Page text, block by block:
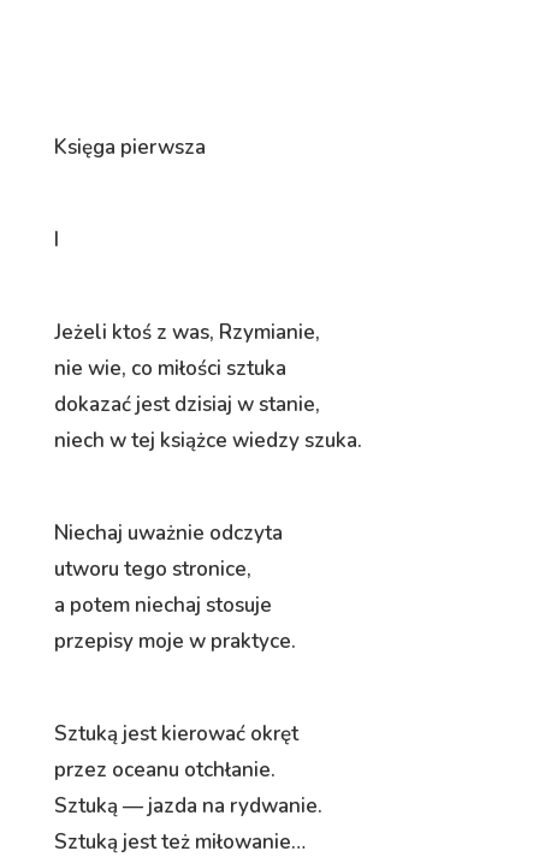
Księga pierwsza
I
Jeżeli ktoś z was, Rzymianie,
nie wie, co miłości sztuka
dokazać jest dzisiaj w stanie,
niech w tej książce wiedzy szuka.
Niechaj uważnie odczyta
utworu tego stronice,
a potem niechaj stosuje
przepisy moje w praktyce.
Sztuką jest kierować okręt
przez oceanu otchłanie.
Sztuką — jazda na rydwanie.
Sztuką jest też miłowanie…